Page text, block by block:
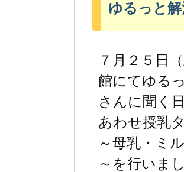
ゆるっと
７月２５日
館にてゆる
さんに聞く
あわせ授乳
～母乳・ミ
～を行いま